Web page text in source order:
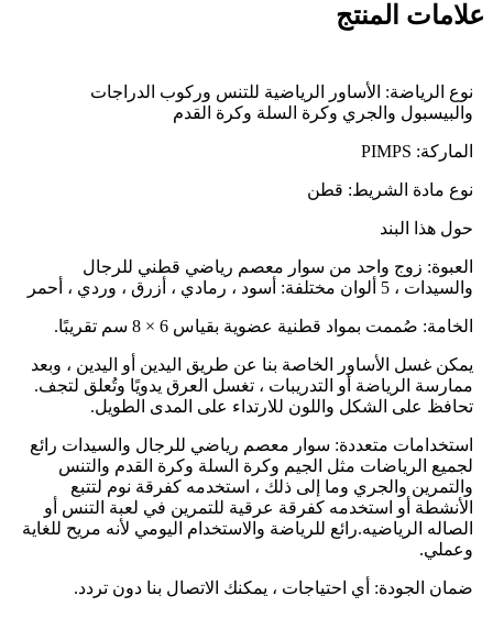
علامات المنتج
نوع الرياضة: الأساور الرياضية للتنس وركوب الدراجات
والبيسبول والجري وكرة السلة وكرة القدم
الماركة: PIMPS
نوع مادة الشريط: قطن
حول هذا البند
العبوة: زوج واحد من سوار معصم رياضي قطني للرجال
والسيدات ، 5 ألوان مختلفة: أسود ، رمادي ، أزرق ، وردي ، أحمر
الخامة: صُممت بمواد قطنية عضوية بقياس 6 × 8 سم تقريبًا.
يمكن غسل الأساور الخاصة بنا عن طريق اليدين أو اليدين ، وبعد
ممارسة الرياضة أو التدريبات ، تغسل العرق يدويًا وتُعلق لتجف.
تحافظ على الشكل واللون للارتداء على المدى الطويل.
استخدامات متعددة: سوار معصم رياضي للرجال والسيدات رائع
لجميع الرياضات مثل الجيم وكرة السلة وكرة القدم والتنس
والتمرين والجري وما إلى ذلك ، استخدمه كفرقة نوم لتتبع
الأنشطة أو استخدمه كفرقة عرقية للتمرين في لعبة التنس أو
الصاله الرياضيه.رائع للرياضة والاستخدام اليومي لأنه مريح للغاية
وعملي.
ضمان الجودة: أي احتياجات ، يمكنك الاتصال بنا دون تردد.